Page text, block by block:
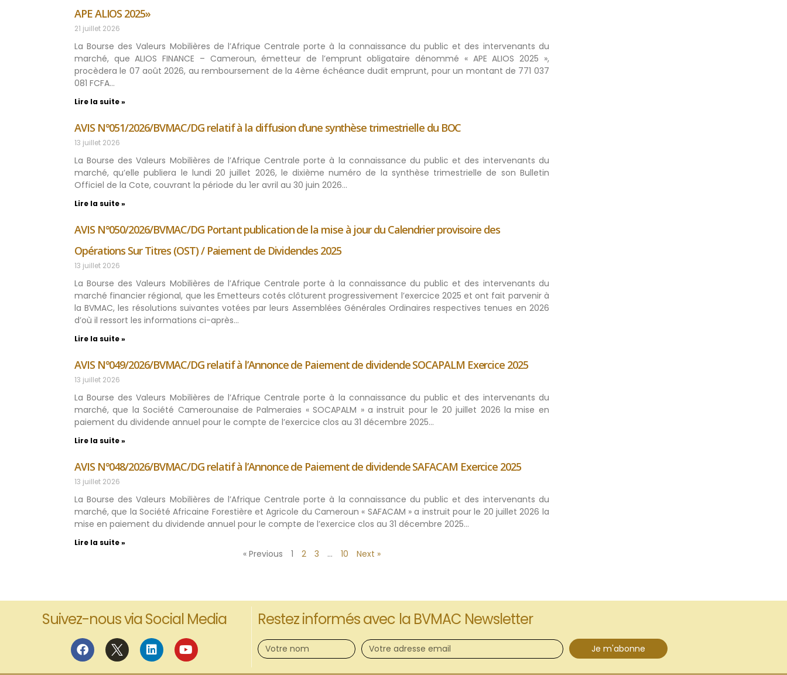
APE ALIOS 2025»
21 juillet 2026
La Bourse des Valeurs Mobilières de l’Afrique Centrale porte à la connaissance du public et des intervenants du
marché, que ALIOS FINANCE – Cameroun, émetteur de l’emprunt obligataire dénommé « APE ALIOS 2025 »,
procèdera le 07 août 2026, au remboursement de la 4ème échéance dudit emprunt, pour un montant de 771 037
081 FCFA…
Lire la suite »
AVIS N°051/2026/BVMAC/DG relatif à la diffusion d’une synthèse trimestrielle du BOC
13 juillet 2026
La Bourse des Valeurs Mobilières de l’Afrique Centrale porte à la connaissance du public et des intervenants du
marché, qu’elle publiera le lundi 20 juillet 2026, le dixième numéro de la synthèse trimestrielle de son Bulletin
Officiel de la Cote, couvrant la période du 1er avril au 30 juin 2026…
Lire la suite »
AVIS N°050/2026/BVMAC/DG Portant publication de la mise à jour du Calendrier provisoire des
Opérations Sur Titres (OST) / Paiement de Dividendes 2025
13 juillet 2026
La Bourse des Valeurs Mobilières de l’Afrique Centrale porte à la connaissance du public et des intervenants du
marché financier régional, que les Emetteurs cotés clôturent progressivement l’exercice 2025 et ont fait parvenir à
la BVMAC, les résolutions suivantes votées par leurs Assemblées Générales Ordinaires respectives tenues en 2026
d’où il ressort les informations ci-après…
Lire la suite »
AVIS N°049/2026/BVMAC/DG relatif à l’Annonce de Paiement de dividende SOCAPALM Exercice 2025
13 juillet 2026
La Bourse des Valeurs Mobilières de l’Afrique Centrale porte à la connaissance du public et des intervenants du
marché, que la Société Camerounaise de Palmeraies « SOCAPALM » a instruit pour le 20 juillet 2026 la mise en
paiement du dividende annuel pour le compte de l’exercice clos au 31 décembre 2025…
Lire la suite »
AVIS N°048/2026/BVMAC/DG relatif à l’Annonce de Paiement de dividende SAFACAM Exercice 2025
13 juillet 2026
La Bourse des Valeurs Mobilières de l’Afrique Centrale porte à la connaissance du public et des intervenants du
marché, que la Société Africaine Forestière et Agricole du Cameroun « SAFACAM » a instruit pour le 20 juillet 2026 la
mise en paiement du dividende annuel pour le compte de l’exercice clos au 31 décembre 2025…
Lire la suite »
« Previous 1 2 3 … 10 Next »
Suivez-nous via Social Media Restez informés avec la BVMAC Newsletter
Je m'abonne